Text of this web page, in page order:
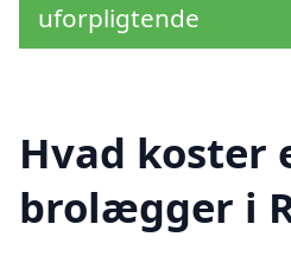
uforpligtende
Hvad koster
brolægger i